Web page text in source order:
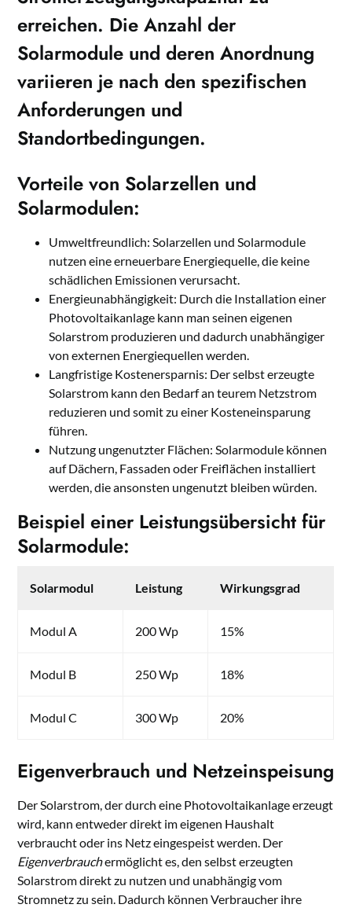
erreichen. Die Anzahl der
Solarmodule und deren Anordnung
variieren je nach den spezifischen
Anforderungen und
Standortbedingungen.
Vorteile von Solarzellen und
Solarmodulen:
Umweltfreundlich: Solarzellen und Solarmodule
nutzen eine erneuerbare Energiequelle, die keine
schädlichen Emissionen verursacht.
Energieunabhängigkeit: Durch die Installation einer
Photovoltaikanlage kann man seinen eigenen
Solarstrom produzieren und dadurch unabhängiger
von externen Energiequellen werden.
Langfristige Kostenersparnis: Der selbst erzeugte
Solarstrom kann den Bedarf an teurem Netzstrom
reduzieren und somit zu einer Kosteneinsparung
führen.
Nutzung ungenutzter Flächen: Solarmodule können
auf Dächern, Fassaden oder Freiflächen installiert
werden, die ansonsten ungenutzt bleiben würden.
Beispiel einer Leistungsübersicht für
Solarmodule:
Solarmodul Leistung Wirkungsgrad
Modul A 200 Wp 15%
Modul B 250 Wp 18%
Modul C 300 Wp 20%
Eigenverbrauch und Netzeinspeisung
Der Solarstrom, der durch eine Photovoltaikanlage erzeugt
wird, kann entweder direkt im eigenen Haushalt
verbraucht oder ins Netz eingespeist werden. Der
Eigenverbrauchermöglicht es, den selbst erzeugten
Solarstrom direkt zu nutzen und unabhängig vom
Stromnetz zu sein. Dadurch können Verbraucher ihre